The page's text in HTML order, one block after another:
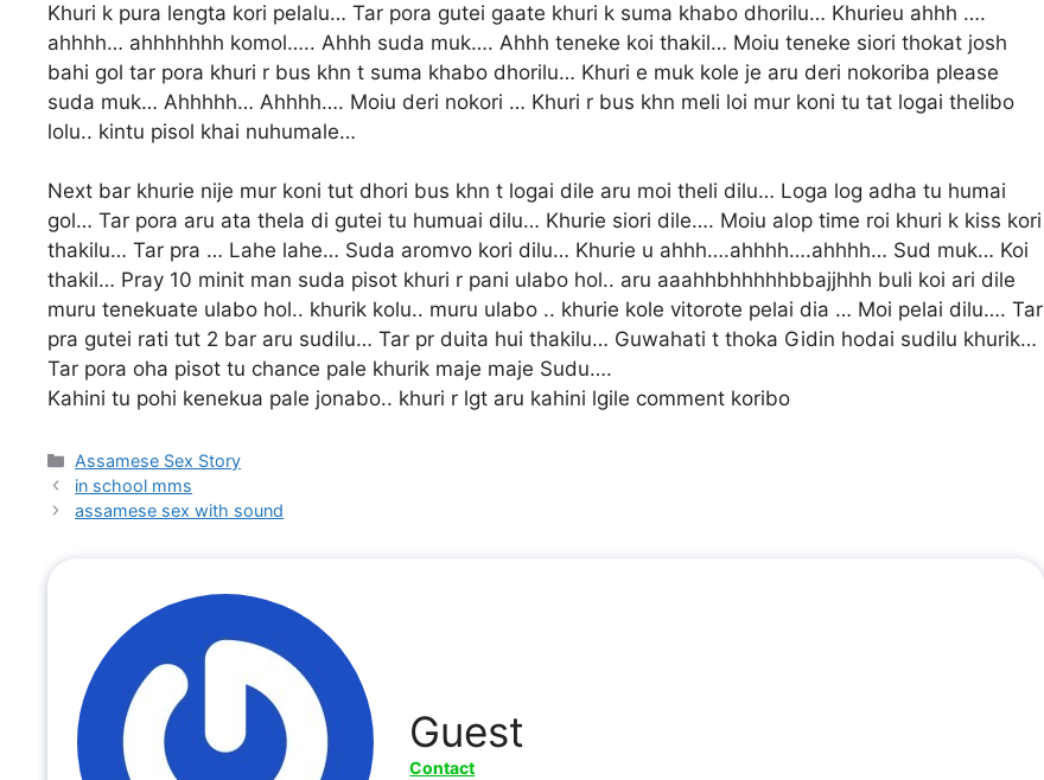
Khuri k pura lengta kori pelalu… Tar pora gutei gaate khuri k suma khabo dhorilu… Khurieu ahhh ….
ahhhh… ahhhhhhh komol….. Ahhh suda muk…. Ahhh teneke koi thakil… Moiu teneke siori thokat josh
bahi gol tar pora khuri r bus khn t suma khabo dhorilu… Khuri e muk kole je aru deri nokoriba please
suda muk… Ahhhhh… Ahhhh…. Moiu deri nokori … Khuri r bus khn meli loi mur koni tu tat logai thelibo
lolu.. kintu pisol khai nuhumale…
Next bar khurie nije mur koni tut dhori bus khn t logai dile aru moi theli dilu… Loga log adha tu humai
gol… Tar pora aru ata thela di gutei tu humuai dilu… Khurie siori dile…. Moiu alop time roi khuri k kiss kori
thakilu… Tar pra … Lahe lahe… Suda aromvo kori dilu… Khurie u ahhh….ahhhh….ahhhh… Sud muk… Koi
thakil… Pray 10 minit man suda pisot khuri r pani ulabo hol.. aru aaahhbhhhhhbbajjhhh buli koi ari dile
muru tenekuate ulabo hol.. khurik kolu.. muru ulabo .. khurie kole vitorote pelai dia … Moi pelai dilu…. Tar
pra gutei rati tut 2 bar aru sudilu… Tar pr duita hui thakilu… Guwahati t thoka Gidin hodai sudilu khurik…
Tar pora oha pisot tu chance pale khurik maje maje Sudu….
Kahini tu pohi kenekua pale jonabo.. khuri r lgt aru kahini lgile comment koribo
Categories
Assamese Sex Story
in school mms
assamese sex with sound
Guest
Contact